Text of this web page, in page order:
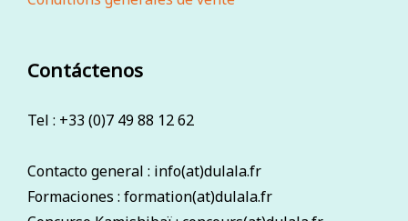
Contáctenos
Tel : +33 (0)7 49 88 12 62
Contacto general : info(at)dulala.fr
Formaciones : formation(at)dulala.fr